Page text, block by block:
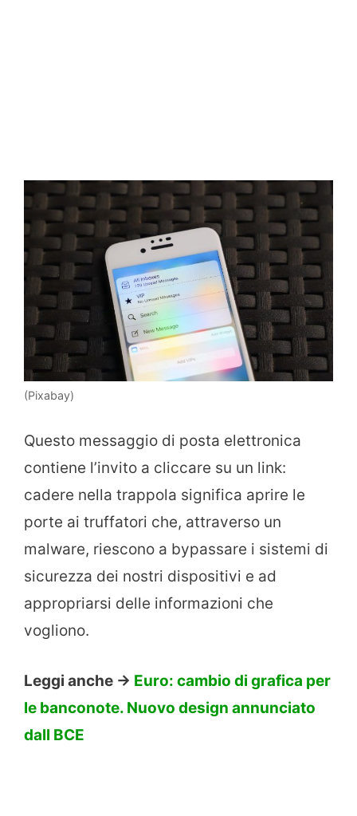
(Pixabay)
Questo messaggio di posta elettronica
contiene l’invito a cliccare su un link:
cadere nella trappola significa aprire le
porte ai truffatori che, attraverso un
malware, riescono a bypassare i sistemi di
sicurezza dei nostri dispositivi e ad
appropriarsi delle informazioni che
vogliono.
Leggi anche -> Euro: cambio di grafica per
le banconote. Nuovo design annunciato
dall BCE